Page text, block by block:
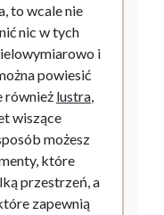
to wcale nie
nic w tych
i
powiesić
również lustra,
wiszące
możesz
które
przestrzeń, a
zapewnią